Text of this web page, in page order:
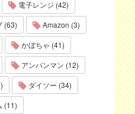
電子レンジ (42)
(63)
Amazon (3)
かぼちゃ (41)
アンパンマン (12)
ダイソー (34)
(11)